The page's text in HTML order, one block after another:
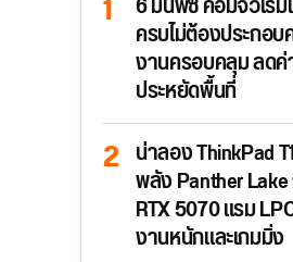
ครบไม่ต้องประกอบ
งานครอบคลุม ลดค่
ประหยัดพื้นที่
น่าลอง ThinkPad
พลัง Panther
RTX 5070 แรม
งานหนักและเกมมิ่ง